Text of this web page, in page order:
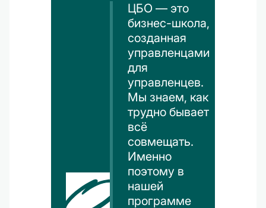
ЦБО — это
бизнес-школа,
созданная
управленцами
для
управленцев.
Мы знаем, как
трудно бывает
всё
совмещать.
Именно
поэтому в
нашей
программе